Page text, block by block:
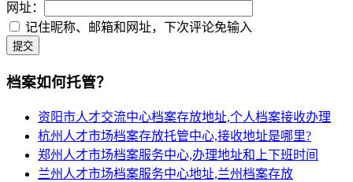
网址：
记住昵称、邮箱和网址，下次评论免输入
提交
档案如何托管？
资阳市人才交流中心档案存放地址,个人档案接收办理
杭州人才市场档案存放托管中心,接收地址是哪里?
郑州人才市场档案服务中心,办理地址和上下班时间
兰州人才市场档案服务中心地址,兰州档案存放